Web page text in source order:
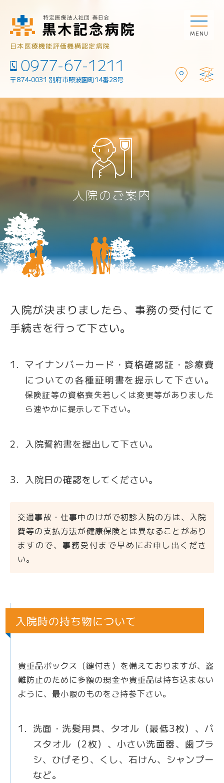
日本医療機能評価機構認定病院
Tel.
0977-67-1211
〒874-0031 別府市照波園町14番28号
アク 施設
MENU
入院のご案内
入院が決まりましたら、事務の受付にて
手続きを行って下さい。
マイナンバーカード・資格確認証・診療費
についての各種証明書を提示して下さい。
保険証等の資格喪失若しくは変更等がありました
ら速やかに提示して下さい。
入院誓約書を提出して下さい。
入院日の確認をしてください。
交通事故・仕事中のけがで初診入院の方は、入院
費等の支払方法が健康保険とは異なることがあり
ますので、事務受付まで早めにお申し出くださ
い。
入院時の持ち物について
貴重品ボックス（鍵付き）を備えておりますが、盗
難防止のために多額の現金や貴重品は持ち込まない
ように、最小限のものをご持参下さい。
洗面・洗髪用具、タオル（最低3枚）、バ
スタオル（2枚）、小さい洗面器、歯ブラ
シ、ひげそり、くし、石けん、シャンプー
など。